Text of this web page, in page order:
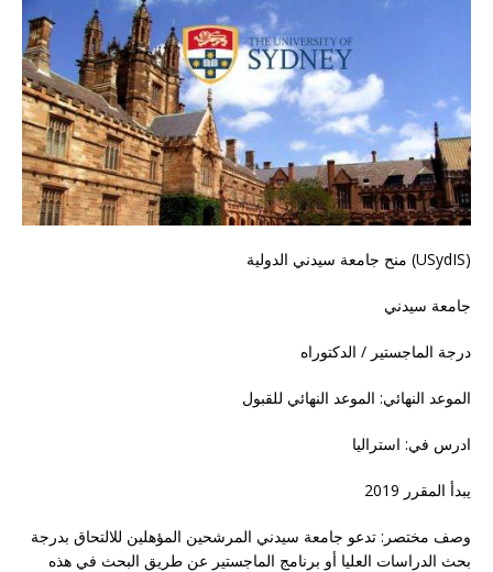
منح جامعة سيدني الدولية (USydIS)
جامعة سيدني
درجة الماجستير / الدكتوراه
الموعد النهائي: الموعد النهائي للقبول
ادرس في: استراليا
يبدأ المقرر 2019
وصف مختصر: تدعو جامعة سيدني المرشحين المؤهلين للالتحاق بدرجة
بحث الدراسات العليا أو برنامج الماجستير عن طريق البحث في هذه